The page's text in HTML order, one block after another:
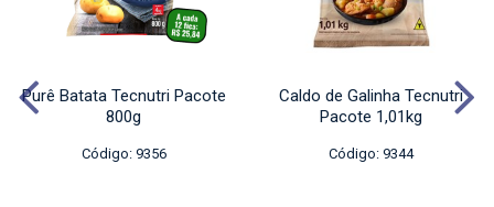
Purê Batata Tecnutri Pacote
800g
Código: 9356
Caldo de Galinha Tecnutri
Pacote 1,01kg
Código: 9344